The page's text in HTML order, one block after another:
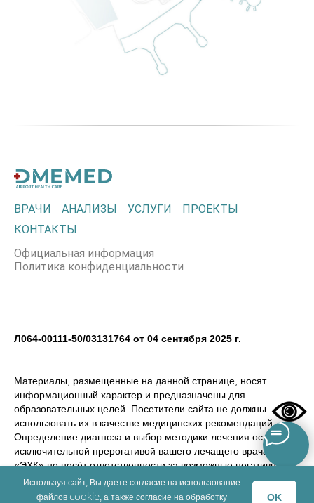
ВРАЧИ АНАЛИЗЫ УСЛУГИ
ПРОЕКТЫ
КОНТАКТЫ
Официальная информация
Политика конфиденциальности
Л064-00111-50/03131764 от 04 сентября 2025 г.
Материалы, размещенные на данной странице, носят
информационный характер и предназначены для
образовательных целей. Посетители сайта не должны
использовать их в качестве медицинских рекомендаций.
Определение диагноза и выбор методики лечения остается
исключительной прерогативой вашего лечащего врача! ООО
«ЭХК» не несёт ответственности за возможные негативные
последствия, возникшие в результате использования
информации, размещенной на сайте dmemed.ru
Используя сайт, Вы даете согласие на использование
файлов cookie, а также согласие на обработку OK